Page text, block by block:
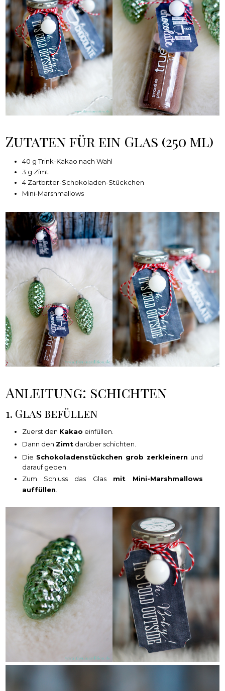
Zutaten für ein Glas (250 ml)
40 g Trink-Kakao nach Wahl
3 g Zimt
4 Zartbitter-Schokoladen-Stückchen
Mini-Marshmallows
Anleitung: schichten
1. Glas befüllen
Zuerst den Kakao einfüllen.
Dann den Zimtdarüber schichten.
Die Schokoladenstückchen grob zerkleinern und
darauf geben.
Zum Schluss das Glas mit Mini-Marshmallows
auffüllen